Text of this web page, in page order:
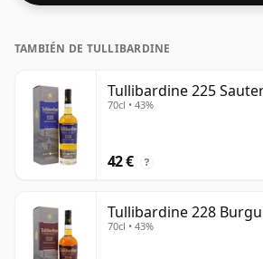
TAMBIÉN DE TULLIBARDINE
Tullibardine 225
70cl • 43%
42 € ?
Tullibardine 228
70cl • 43%